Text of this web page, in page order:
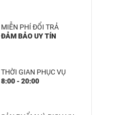
MIỄN PHÍ ĐỔI TRẢ
ĐẢM BẢO UY TÍN
THỜI GIAN PHỤC VỤ
8:00 - 20:00